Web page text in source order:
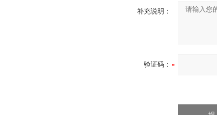
补充说明：
验证码：